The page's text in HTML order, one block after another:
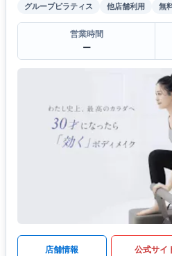
グループピラティス
他店舗利用 無
営業時間
ー
店舗情報 公式サイ